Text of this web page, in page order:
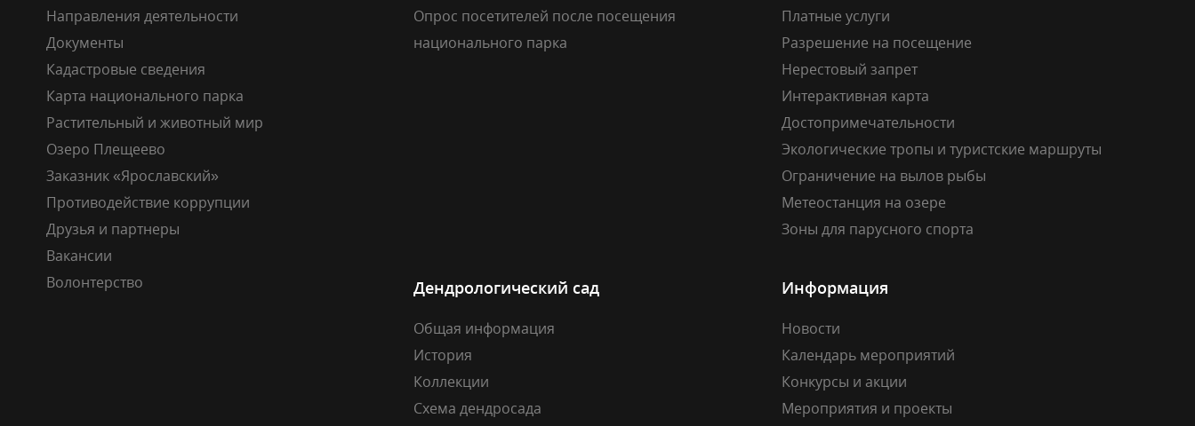
Направления деятельности
Документы
Кадастровые сведения
Карта национального парка
Растительный и животный мир
Озеро Плещеево
Заказник «Ярославский»
Противодействие коррупции
Друзья и партнеры
Вакансии
Волонтерство
Опрос посетителей после посещения
национального парка
Платные услуги
Разрешение на посещение
Нерестовый запрет
Интерактивная карта
Достопримечательности
Экологические тропы и туристские маршруты
Ограничение на вылов рыбы
Метеостанция на озере
Зоны для парусного спорта
Дендрологический сад
Общая информация
История
Коллекции
Схема дендросада
Информация
Новости
Календарь мероприятий
Конкурсы и акции
Мероприятия и проекты